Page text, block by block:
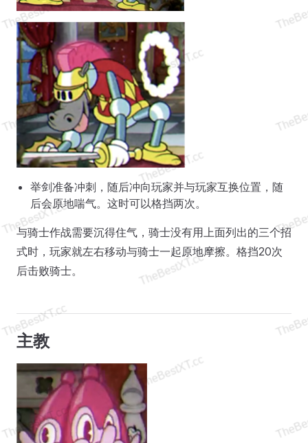
举剑准备冲刺，随后冲向玩家并与玩家互换位置，随
后会原地喘气。这时可以格挡两次。
与骑士作战需要沉得住气，骑士没有用上面列出的三个招
式时，玩家就左右移动与骑士一起原地摩擦。格挡20次
后击败骑士。
主教